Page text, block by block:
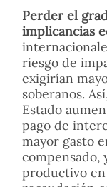
Perder el
implicancias
riesgo de
exigirían
soberanos.
Estado
pago de
mayor gasto
compensado,
productivo